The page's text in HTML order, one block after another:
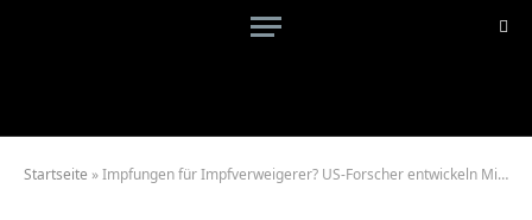
Startseite »Impfungen für Impfverweigerer? US-Forscher entwickeln Mikro-Instrument